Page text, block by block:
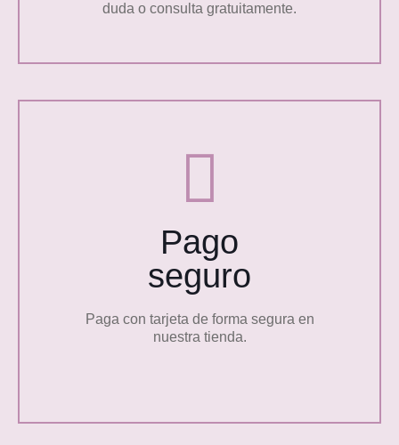
duda o consulta gratuitamente.
Pago
seguro
Paga con tarjeta de forma segura en
nuestra tienda.